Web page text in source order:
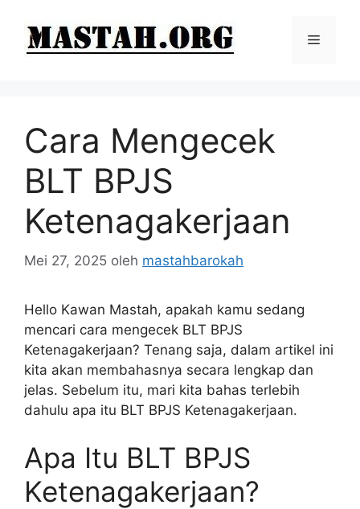
Menu
Cara Mengecek
BLT BPJS
Ketenagakerjaan
Mei 27, 2025 oleh mastahbarokah
Hello Kawan Mastah, apakah kamu sedang
mencari cara mengecek BLT BPJS
Ketenagakerjaan? Tenang saja, dalam artikel ini
kita akan membahasnya secara lengkap dan
jelas. Sebelum itu, mari kita bahas terlebih
dahulu apa itu BLT BPJS Ketenagakerjaan.
Apa Itu BLT BPJS
Ketenagakerjaan?